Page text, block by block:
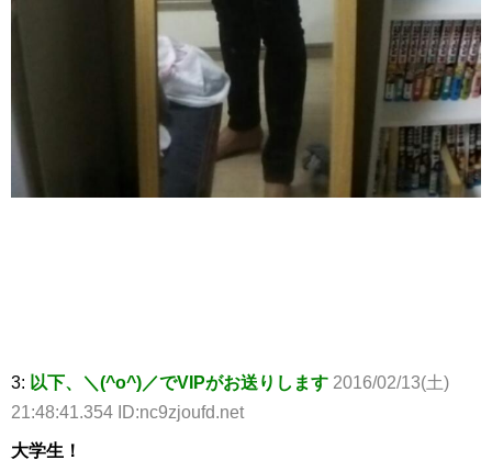
3: 以下、＼(^o^)／でVIPがお送りします 2016/02/13(土)
21:48:41.354 ID:nc9zjoufd.net
大学生！